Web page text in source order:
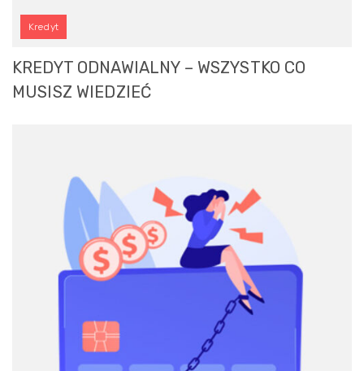
Kredyt
KREDYT ODNAWIALNY – WSZYSTKO CO
MUSISZ WIEDZIEĆ